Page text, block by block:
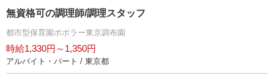
無資格可の調理師/調理スタッフ
都市型保育園ポポラー東京調布園
時給1,330円～1,350円
アルバイト・パート / 東京都